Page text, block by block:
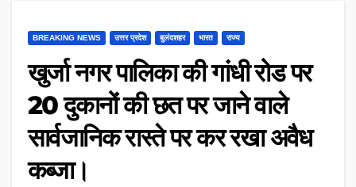
BREAKING NEWS उत्तर प्रदेश बुलंदशहर भारत राज्य
खुर्जा नगर पालिका की गांधी रोड पर
20 दुकानों की छत पर जाने वाले
सार्वजानिक रास्ते पर कर रखा अवैध
कब्जा।